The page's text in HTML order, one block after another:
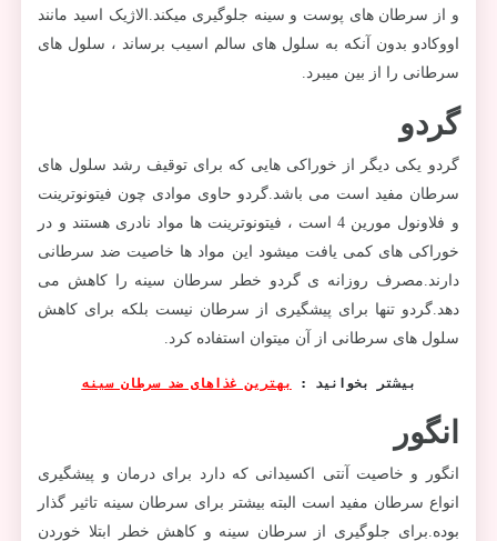
و از سرطان های پوست و سینه جلوگیری میکند.الاژیک اسید مانند
اووکادو بدون آنکه به سلول های سالم اسیب برساند ، سلول های
سرطانی را از بین میبرد.
گردو
گردو یکی دیگر از خوراکی هایی که برای توقیف رشد سلول های
سرطان مفید است می باشد.گردو حاوی موادی چون فیتونوترینت
و فلاونول مورین 4 است ، فیتونوترینت ها مواد نادری هستند و در
خوراکی های کمی یافت میشود این مواد ها خاصیت ضد سرطانی
دارند.مصرف روزانه ی گردو خطر سرطان سینه را کاهش می
دهد.گردو تنها برای پیشگیری از سرطان نیست بلکه برای کاهش
سلول های سرطانی از آن میتوان استفاده کرد.
بیشتر بخوانید : بهترین غذاهای ضد سرطان سینه
انگور
انگور و خاصیت آنتی اکسیدانی که دارد برای درمان و پیشگیری
انواع سرطان مفید است البته بیشتر برای سرطان سینه تاثیر گذار
بوده.برای جلوگیری از سرطان سینه و کاهش خطر ابتلا خوردن